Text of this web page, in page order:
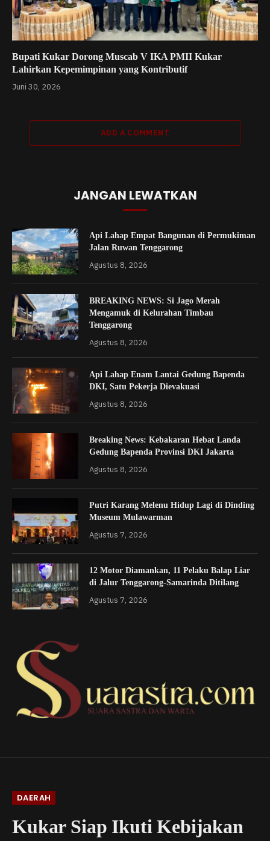
Bupati Kukar Dorong Muscab V IKA PMII Kukar
Lahirkan Kepemimpinan yang Kontributif
Juni 30, 2026
ADD A COMMENT
JANGAN LEWATKAN
Api Lahap Empat Bangunan di Permukiman
Jalan Ruwan Tenggarong
Agustus 8, 2026
BREAKING NEWS: Si Jago Merah
Mengamuk di Kelurahan Timbau
Tenggarong
Agustus 8, 2026
Api Lahap Enam Lantai Gedung Bapenda
DKI, Satu Pekerja Dievakuasi
Agustus 8, 2026
Breaking News: Kebakaran Hebat Landa
Gedung Bapenda Provinsi DKI Jakarta
Agustus 8, 2026
Putri Karang Melenu Hidup Lagi di Dinding
Museum Mulawarman
Agustus 7, 2026
12 Motor Diamankan, 11 Pelaku Balap Liar
di Jalur Tenggarong-Samarinda Ditilang
Agustus 7, 2026
DAERAH
Kukar Siap Ikuti Kebijakan